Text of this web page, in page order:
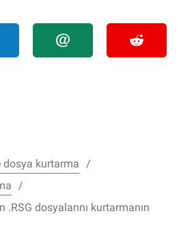
dosya kurtarma
dosyalarını kurtarmanın